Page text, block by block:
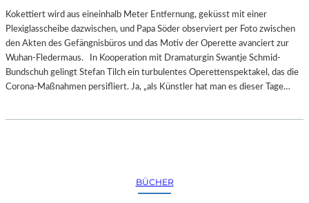
Kokettiert wird aus eineinhalb Meter Entfernung, geküsst mit einer
Plexiglasscheibe dazwischen, und Papa Söder observiert per Foto zwischen
den Akten des Gefängnisbüros und das Motiv der Operette avanciert zur
Wuhan-Fledermaus. In Kooperation mit Dramaturgin Swantje Schmid-
Bundschuh gelingt Stefan Tilch ein turbulentes Operettenspektakel, das die
Corona-Maßnahmen persifliert. Ja, „als Künstler hat man es dieser Tage…
BÜCHER